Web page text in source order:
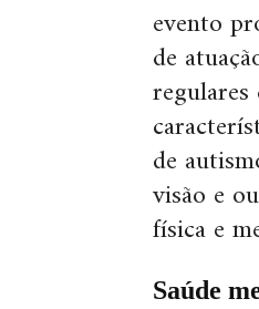
evento
de
de
visão e
física e
Saúde